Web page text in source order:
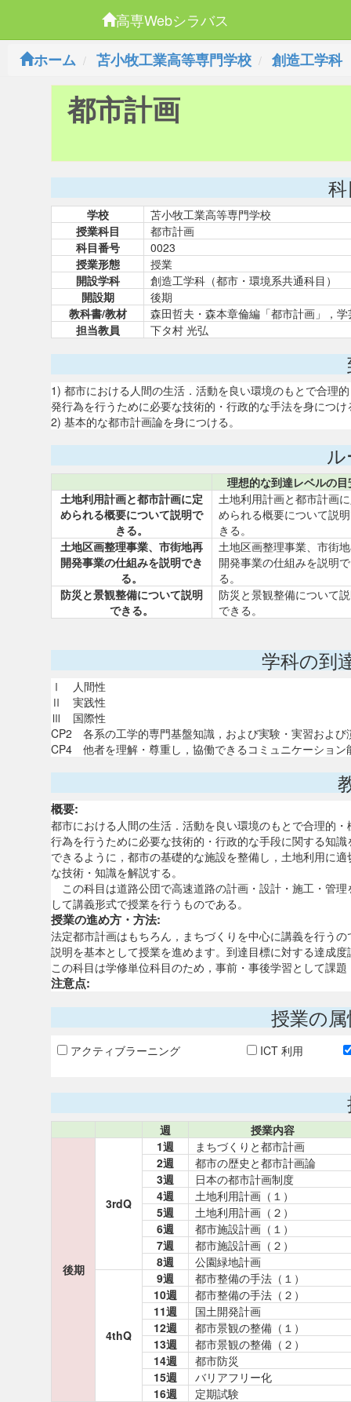
高専Webシラバス
ホーム
苫小牧工業高等専門学校 創造工学科
都市計画
学校
苫小牧工業高等専門学校
授業科目
都市計画
科目番号
0023
授業形態
授業
開設学科
創造工学科（都市・環境系共通科目）
開設期
後期
教科書/教材
森田哲夫・森本章倫編「都市計画」，
担当教員
下タ村 光弘
1) 都市における人間の生活．活動を良い環境のもとで合理
発行為を行うために必要な技術的・行政的な手法を身につけ
2) 基本的な都市計画論を身につける。
理想的な到達レベルの目
土地利用計画と都市計画に定
められる概要について説明で
きる。
土地利用計画と都市計画
められる概要について説
きる。
土地区画整理事業、市街地再
開発事業の仕組みを説明でき
る。
土地区画整理事業、市街
開発事業の仕組みを説明
る。
防災と景観整備について説明
できる。
防災と景観整備について
できる。
学科の到
Ⅰ 人間性
Ⅱ 実践性
Ⅲ 国際性
CP2 各系の工学的専門基盤知識，および実験・実習およ
CP4 他者を理解・尊重し，協働できるコミュニケーション
概要:
都市における人間の生活．活動を良い環境のもとで合理的
行為を行うために必要な技術的・行政的な手段に関する知
できるように，都市の基礎的な施設を整備し，土地利用に
な技術・知識を解説する。
この科目は道路公団で高速道路の計画・設計・施工・管
して講義形式で授業を行うものである。
授業の進め方・方法:
法定都市計画はもちろん，まちづくりを中心に講義を行う
説明を基本として授業を進めます。到達目標に対する達成
この科目は学修単位科目のため，事前・事後学習として課
注意点:
授業の
アクティブラーニング ICT 利用
週 授業内容
後期
3rdQ
1週
まちづくりと都市計画
2週
都市の歴史と都市計画論
3週
日本の都市計画制度
4週
土地利用計画（１）
5週
土地利用計画（２）
6週
都市施設計画（１）
7週
都市施設計画（２）
8週
公園緑地計画
4thQ
9週
都市整備の手法（１）
10週
都市整備の手法（２）
11週
国土開発計画
12週
都市景観の整備（１）
13週
都市景観の整備（２）
14週
都市防災
15週
バリアフリー化
16週
定期試験